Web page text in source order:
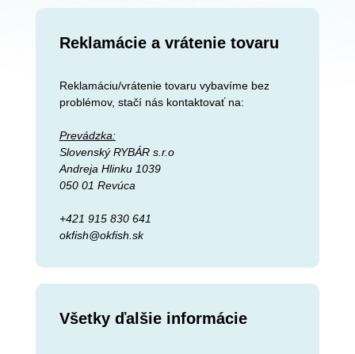
Reklamácie a vrátenie tovaru
Reklamáciu/vrátenie tovaru vybavíme bez
problémov, stačí nás kontaktovať na:
Prevádzka:
Slovenský RYBÁR s.r.o
Andreja Hlinku 1039
050 01 Revúca
+421 915 830 641
okfish@okfish.sk
Všetky ďalšie informácie